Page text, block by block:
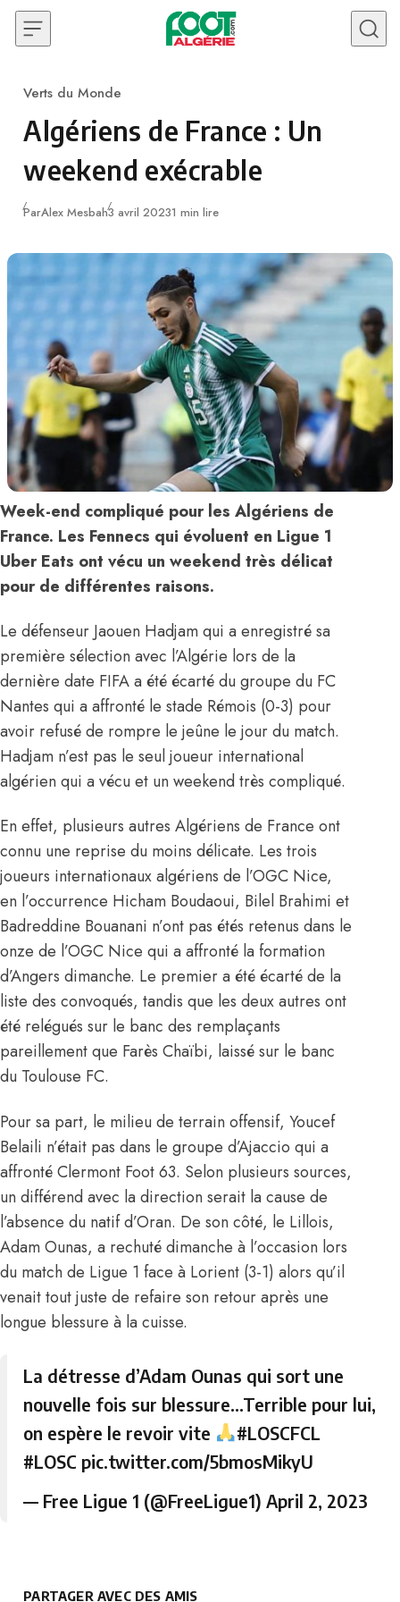
Skip to content
Category
Verts du Monde
Algériens de France : Un
weekend exécrable
ParAlex MesbahPublié
3 avril 20231 min lire
Week-end compliqué pour les Algériens de
France. Les Fennecs qui évoluent en Ligue 1
Uber Eats ont vécu un weekend très délicat
pour de différentes raisons.
Le défenseur Jaouen Hadjam qui a enregistré sa
première sélection avec l’Algérie lors de la
dernière date FIFA a été écarté du groupe du FC
Nantes qui a affronté le stade Rémois (0-3) pour
avoir refusé de rompre le jeûne le jour du match.
Hadjam n’est pas le seul joueur international
algérien qui a vécu et un weekend très compliqué.
En effet, plusieurs autres Algériens de France ont
connu une reprise du moins délicate. Les trois
joueurs internationaux algériens de l’OGC Nice,
en l’occurrence Hicham Boudaoui, Bilel Brahimi et
Badreddine Bouanani n’ont pas étés retenus dans le
onze de l’OGC Nice qui a affronté la formation
d’Angers dimanche. Le premier a été écarté de la
liste des convoqués, tandis que les deux autres ont
été relégués sur le banc des remplaçants
pareillement que Farès Chaïbi, laissé sur le banc
du Toulouse FC.
Pour sa part, le milieu de terrain offensif, Youcef
Belaili n’était pas dans le groupe d’Ajaccio qui a
affronté Clermont Foot 63. Selon plusieurs sources,
un différend avec la direction serait la cause de
l’absence du natif d’Oran. De son côté, le Lillois,
Adam Ounas, a rechuté dimanche à l’occasion lors
du match de Ligue 1 face à Lorient (3-1) alors qu’il
venait tout juste de refaire son retour après une
longue blessure à la cuisse.
La détresse d’Adam Ounas qui sort une
nouvelle fois sur blessure…Terrible pour lui,
on espère le revoir vite
#LOSCFCL
#LOSC pic.twitter.com/5bmosMikyU
— Free Ligue 1 (@FreeLigue1) April 2, 2023
PARTAGER AVEC DES AMIS